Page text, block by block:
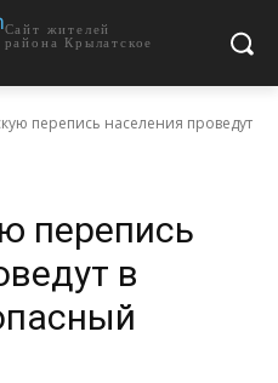
Сайт жителей
района Крылатское
перепись населения проведут
перепись
в